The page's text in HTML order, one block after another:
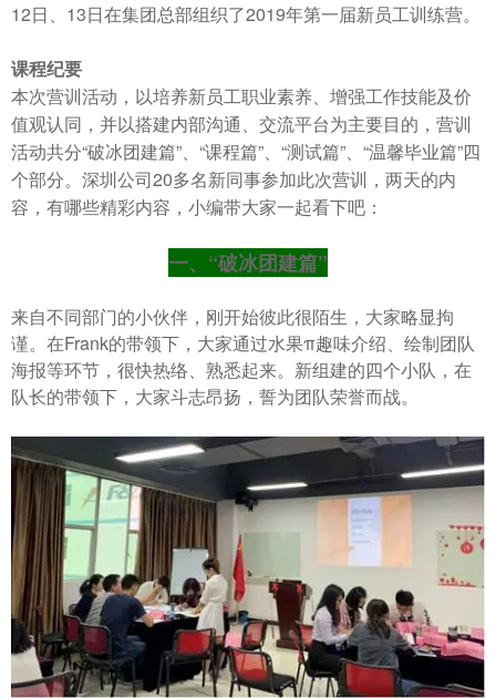
12日、13日在集团总部组织了2019年第一届新员工训练营。
课程纪要
本次营训活动，以培养新员工职业素养、增强工作技能及价
值观认同，并以搭建内部沟通、交流平台为主要目的，营训
活动共分“破冰团建篇”、“课程篇”、“测试篇”、“温馨毕业篇”四
个部分。深圳公司20多名新同事参加此次营训，两天的内
容，有哪些精彩内容，小编带大家一起看下吧：
一、“破冰团建篇”
来自不同部门的小伙伴，刚开始彼此很陌生，大家略显拘
谨。在Frank的带领下，大家通过水果π趣味介绍、绘制团队
海报等环节，很快热络、熟悉起来。新组建的四个小队，在
队长的带领下，大家斗志昂扬，誓为团队荣誉而战。